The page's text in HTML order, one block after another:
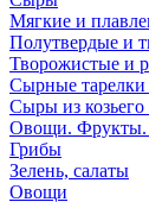
Мягкие и
Полутвердые и
Творожистые и
Сырные тарелки
Сыры из козьего
Овощи.
Грибы
Зелень, салаты
Овощи